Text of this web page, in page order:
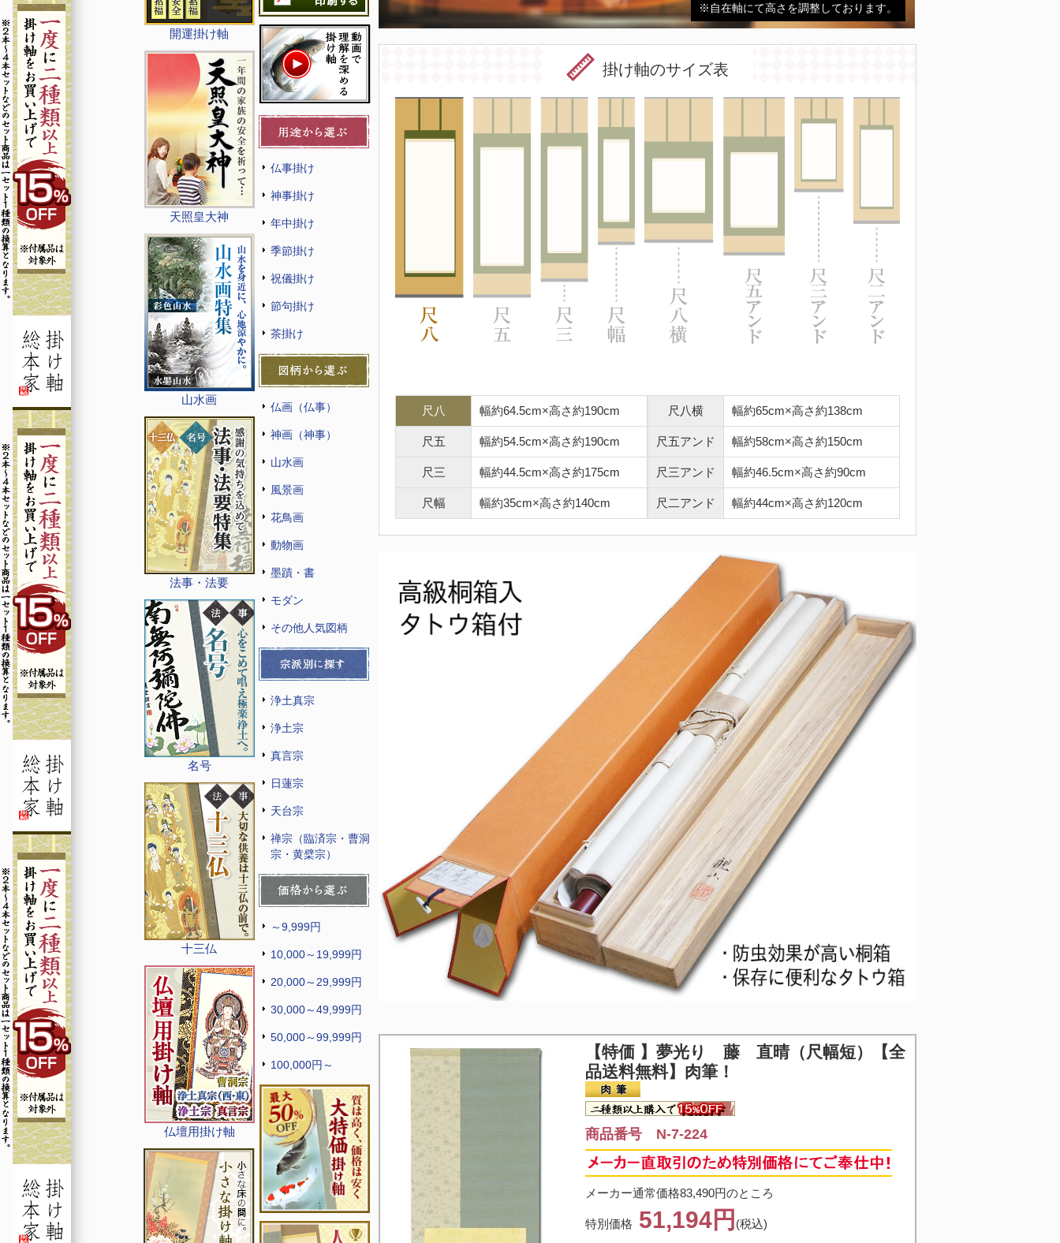
開運掛け軸
天照皇大神
山水画
法事・法要
名号
十三仏
仏壇用掛け軸
仏事掛け
神事掛け
年中掛け
季節掛け
祝儀掛け
節句掛け
茶掛け
仏画（仏事）
神画（神事）
山水画
風景画
花鳥画
動物画
墨蹟・書
モダン
その他人気図柄
浄土真宗
浄土宗
真言宗
日蓮宗
天台宗
禅宗（臨済宗・曹洞
宗・黄檗宗）
～9,999円
10,000～19,999円
20,000～29,999円
30,000～49,999円
50,000～99,999円
100,000円～
※自在軸にて高さを調整しております。
掛け軸のサイズ表
尺八 幅約64.5cm×高さ約190cm
尺五 幅約54.5cm×高さ約190cm
尺三 幅約44.5cm×高さ約175cm
尺幅 幅約35cm×高さ約140cm
尺八横 幅約65cm×高さ約138cm
尺五アンド 幅約58cm×高さ約150cm
尺三アンド 幅約46.5cm×高さ約90cm
尺二アンド 幅約44cm×高さ約120cm
【特価 】 夢光り 藤 直晴（尺幅短）【全
品送料無料】肉筆！
商品番号 N-7-224
メーカー通常価格83,490円のところ
特別価格 51,194円 (税込)